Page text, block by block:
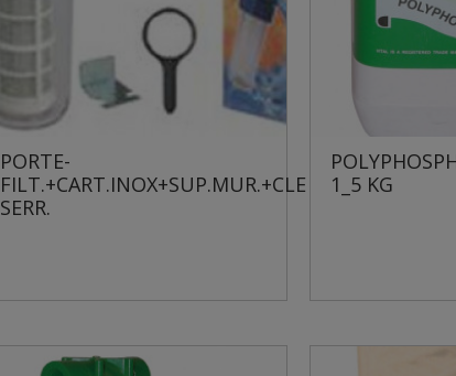
PORTE-
FILT.+CART.INOX+SUP.MUR.+CLE
SERR.
1_5 KG